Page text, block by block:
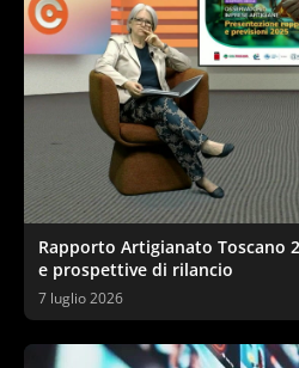
Rapporto Artigianato Toscano
e prospettive di rilancio
7 luglio 2026